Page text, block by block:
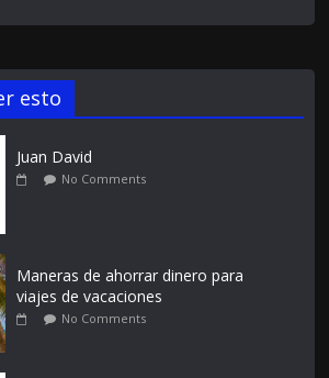
esto
Juan David
No Comments
Maneras de ahorrar dinero para
viajes de vacaciones
No Comments